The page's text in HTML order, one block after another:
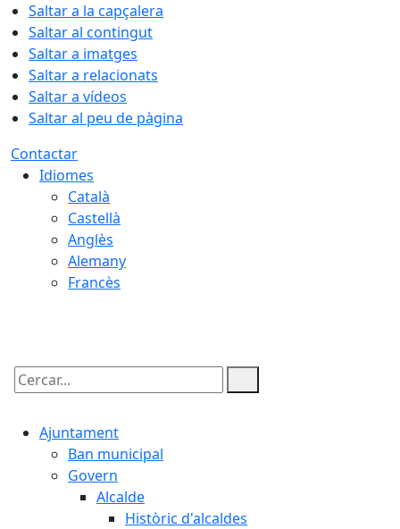
Saltar a la capçalera
Saltar al contingut
Saltar a imatges
Saltar a relacionats
Saltar a vídeos
Saltar al peu de pàgina
Contactar
Idiomes
Català
Castellà
Anglès
Alemany
Francès
Cercar:
Ajuntament
Ban municipal
Govern
Alcalde
Històric d'alcaldes